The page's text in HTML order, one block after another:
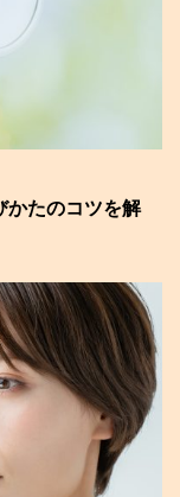
かたのコツを解